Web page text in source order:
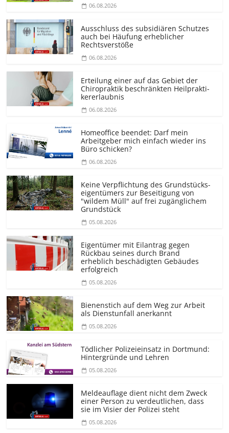
06.08.2026
Ausschluss des subsidiären Schutzes
auch bei Häufung erheblicher
Rechtsverstöße
06.08.2026
Erteilung einer auf das Gebiet der
Chiropraktik beschränkten Heilprakti­
kererlaubnis
06.08.2026
Homeoffice beendet: Darf mein
Arbeitgeber mich einfach wieder ins
Büro schicken?
06.08.2026
Keine Verpflichtung des Grundstücks­
eigentümers zur Beseitigung von
"wildem Müll" auf frei zugänglichem
Grundstück
05.08.2026
Eigentümer mit Eilantrag gegen
Rückbau seines durch Brand
erheblich beschädigten Gebäudes
erfolgreich
05.08.2026
Bienenstich auf dem Weg zur Arbeit
als Dienstunfall anerkannt
05.08.2026
Tödlicher Polizeieinsatz in Dortmund:
Hintergründe und Lehren
05.08.2026
Meldeauflage dient nicht dem Zweck
einer Person zu verdeutlichen, dass
sie im Visier der Polizei steht
05.08.2026